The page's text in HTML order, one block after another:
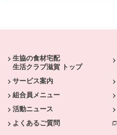
生協の食材宅配
生活クラブ滋賀 トップ
サービス案内
組合員メニュー
活動ニュース
よくあるご質問